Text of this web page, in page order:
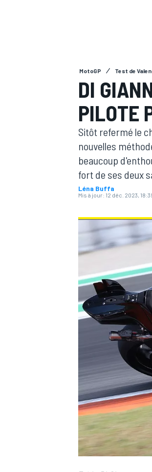
MOTOGP
WRC
WEC
MotoGP Test de
DI
PILOTE
Sitôt refermé le
nouvelles
beaucoup
fort de ses deux
Léna Buffa
Mis à jour: 12 déc. 2023,